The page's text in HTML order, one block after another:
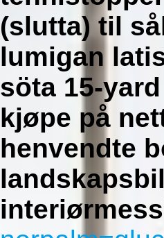
(slutta) til
lumigan
söta 15-
kjøpe på
henvendte